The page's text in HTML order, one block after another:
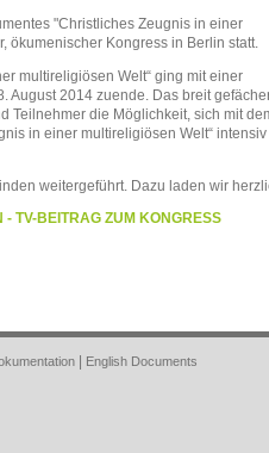
"Christliches Zeugnis in einer
ökumenischer Kongress in Berlin statt.
multireligiösen Welt“ ging mit einer
August 2014 zuende. Das breit
Teilnehmer die Möglichkeit, sich mit
in einer multireligiösen Welt“ intensiv
weitergeführt. Dazu laden wir
TV-BEITRAG ZUM KONGRESS
English Documents